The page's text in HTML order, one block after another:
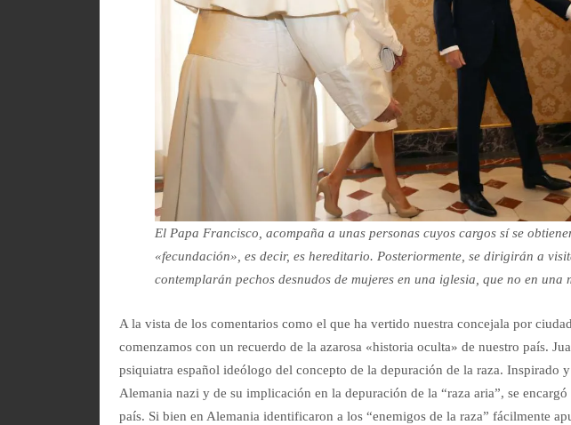
El Papa Francisco, acompaña a unas personas cuyos cargos sí se
«fecundación», es decir, es hereditario. Posteriormente, se dirigirán a
contemplarán pechos desnudos de mujeres en una iglesia, que no en una
A la vista de los comentarios como el que ha vertido nuestra concejala por
comenzamos con un recuerdo de la azarosa «historia oculta» de nuestro país.
psiquiatra español ideólogo del concepto de la depuración de la raza. Inspirado
Alemania nazi y de su implicación en la depuración de la “raza aria”, se
país. Si bien en Alemania identificaron a los “enemigos de la raza” fácilmente